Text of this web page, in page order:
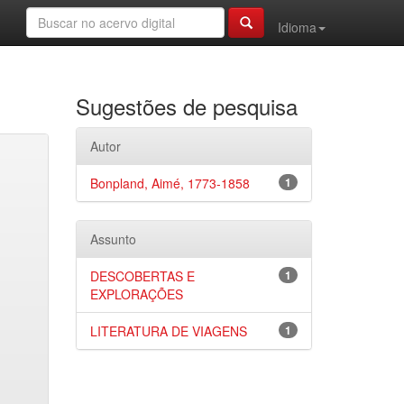
Idioma
Sugestões de pesquisa
Autor
1
Bonpland, Aimé, 1773-1858
Assunto
1
DESCOBERTAS E
EXPLORAÇÕES
1
LITERATURA DE VIAGENS